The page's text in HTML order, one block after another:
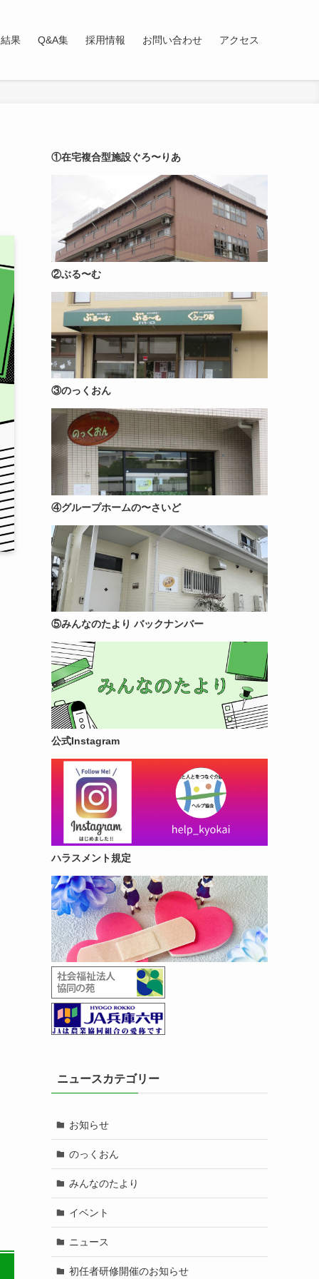
果 Q&A集 採用情報 お問い合わせ アクセス
①在宅複合型施設ぐろ〜りあ
②ぶる〜む
③のっくおん
④グループホームの〜さいど
⑤みんなのたより バックナンバー
公式Instagram
ハラスメント規定
ニュースカテゴリー
お知らせ
のっくおん
みんなのたより
イベント
ニュース
初任者研修開催のお知らせ